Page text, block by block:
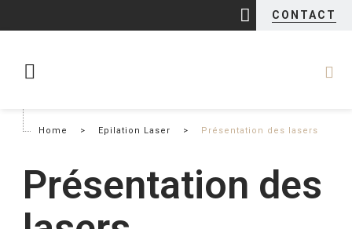
CONTACT
Home > Epilation Laser > Présentation des lasers
Présentation des